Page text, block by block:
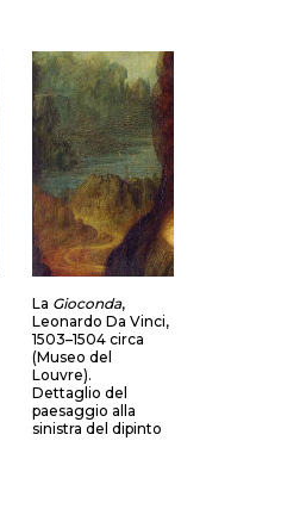
La Gioconda,
Leonardo Da Vinci,
1503–1504 circa
(Museo del
Louvre).
Dettaglio del
paesaggio alla
sinistra del dipinto